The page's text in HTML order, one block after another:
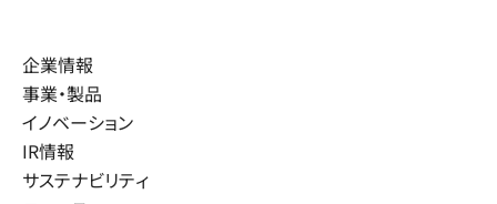
企業情報
事業・製品
イノベーション
IR情報
サステナビリティ